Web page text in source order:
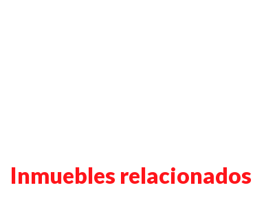
Inmuebles relacionados